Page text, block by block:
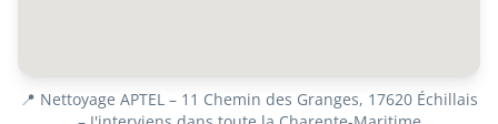
📍 Nettoyage APTEL – 11 Chemin des Granges, 17620 Échillais